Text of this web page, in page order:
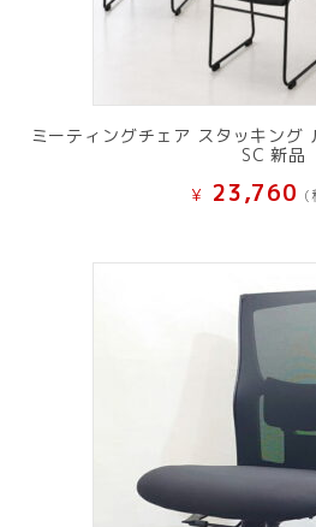
ミーティングチェア スタッキン
SC 新品
¥ 23,760 (